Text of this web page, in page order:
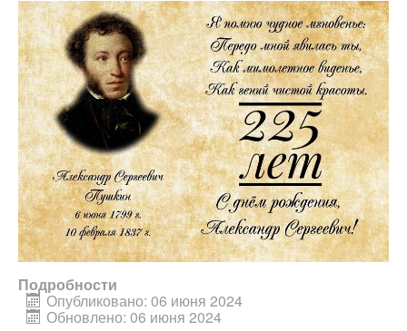
Подробности
Опубликовано: 06 июня 2024
Обновлено: 06 июня 2024